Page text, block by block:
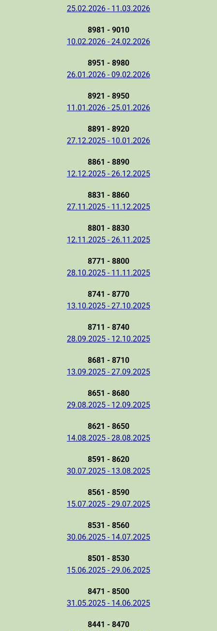
25.02.2026 - 11.03.2026
8981 - 9010
10.02.2026 - 24.02.2026
8951 - 8980
26.01.2026 - 09.02.2026
8921 - 8950
11.01.2026 - 25.01.2026
8891 - 8920
27.12.2025 - 10.01.2026
8861 - 8890
12.12.2025 - 26.12.2025
8831 - 8860
27.11.2025 - 11.12.2025
8801 - 8830
12.11.2025 - 26.11.2025
8771 - 8800
28.10.2025 - 11.11.2025
8741 - 8770
13.10.2025 - 27.10.2025
8711 - 8740
28.09.2025 - 12.10.2025
8681 - 8710
13.09.2025 - 27.09.2025
8651 - 8680
29.08.2025 - 12.09.2025
8621 - 8650
14.08.2025 - 28.08.2025
8591 - 8620
30.07.2025 - 13.08.2025
8561 - 8590
15.07.2025 - 29.07.2025
8531 - 8560
30.06.2025 - 14.07.2025
8501 - 8530
15.06.2025 - 29.06.2025
8471 - 8500
31.05.2025 - 14.06.2025
8441 - 8470